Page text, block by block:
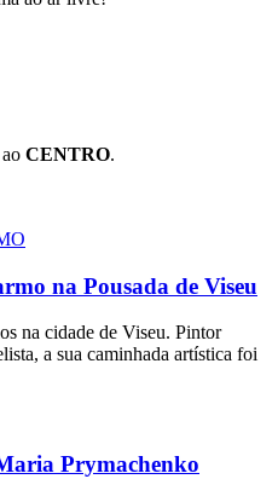
CENTRO.
na Pousada de Viseu
na cidade de Viseu. Pintor
a sua caminhada artística foi
Prymachenko